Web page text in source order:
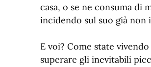
casa, o se ne consuma di
incidendo sul suo già
E voi? Come state
superare gli inevitabili